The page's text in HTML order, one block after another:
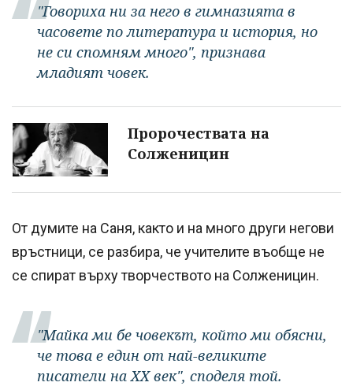
"Говориха ни за него в гимназията в
часовете по литература и история, но
не си спомням много", признава
младият човек.
Пророчествата на
Солженицин
От думите на Саня, както и на много други негови
връстници, се разбира, че учителите въобще не
се спират върху творчеството на Солженицин.
"Майка ми бе човекът, който ми обясни,
че това е един от най-великите
писатели на ХХ век", споделя той.